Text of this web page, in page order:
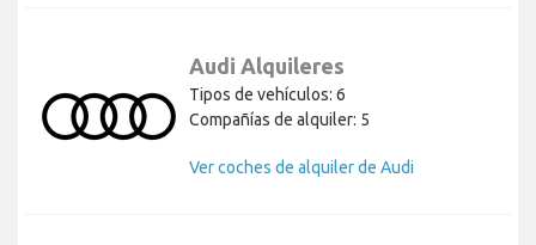
Audi Alquileres
Tipos de vehículos: 6
Compañías de alquiler: 5
Ver coches de alquiler de Audi